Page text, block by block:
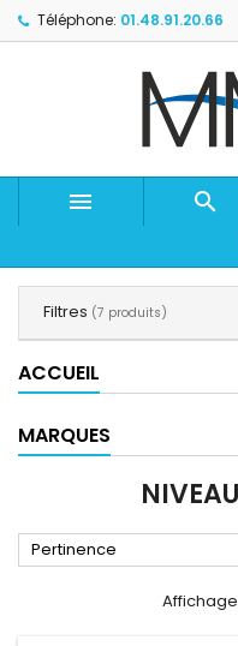
Téléphone: 01.48.91.20.66
 
Filtres (7 produits)
ACCUEIL
MARQUES
Pertinence